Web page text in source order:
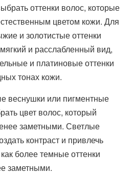
оттенки волос, которые
цветом кожи. Для
и золотистые оттенки
и расслабленный вид,
и платиновые оттенки
тонах кожи.
веснушки или пигментные
цвет волос, который
заметными. Светлые
контраст и привлечь
более темные оттенки
заметными.